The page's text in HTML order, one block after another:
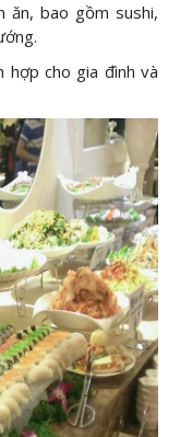
ăn, bao gồm sushi,
hợp cho gia đình và